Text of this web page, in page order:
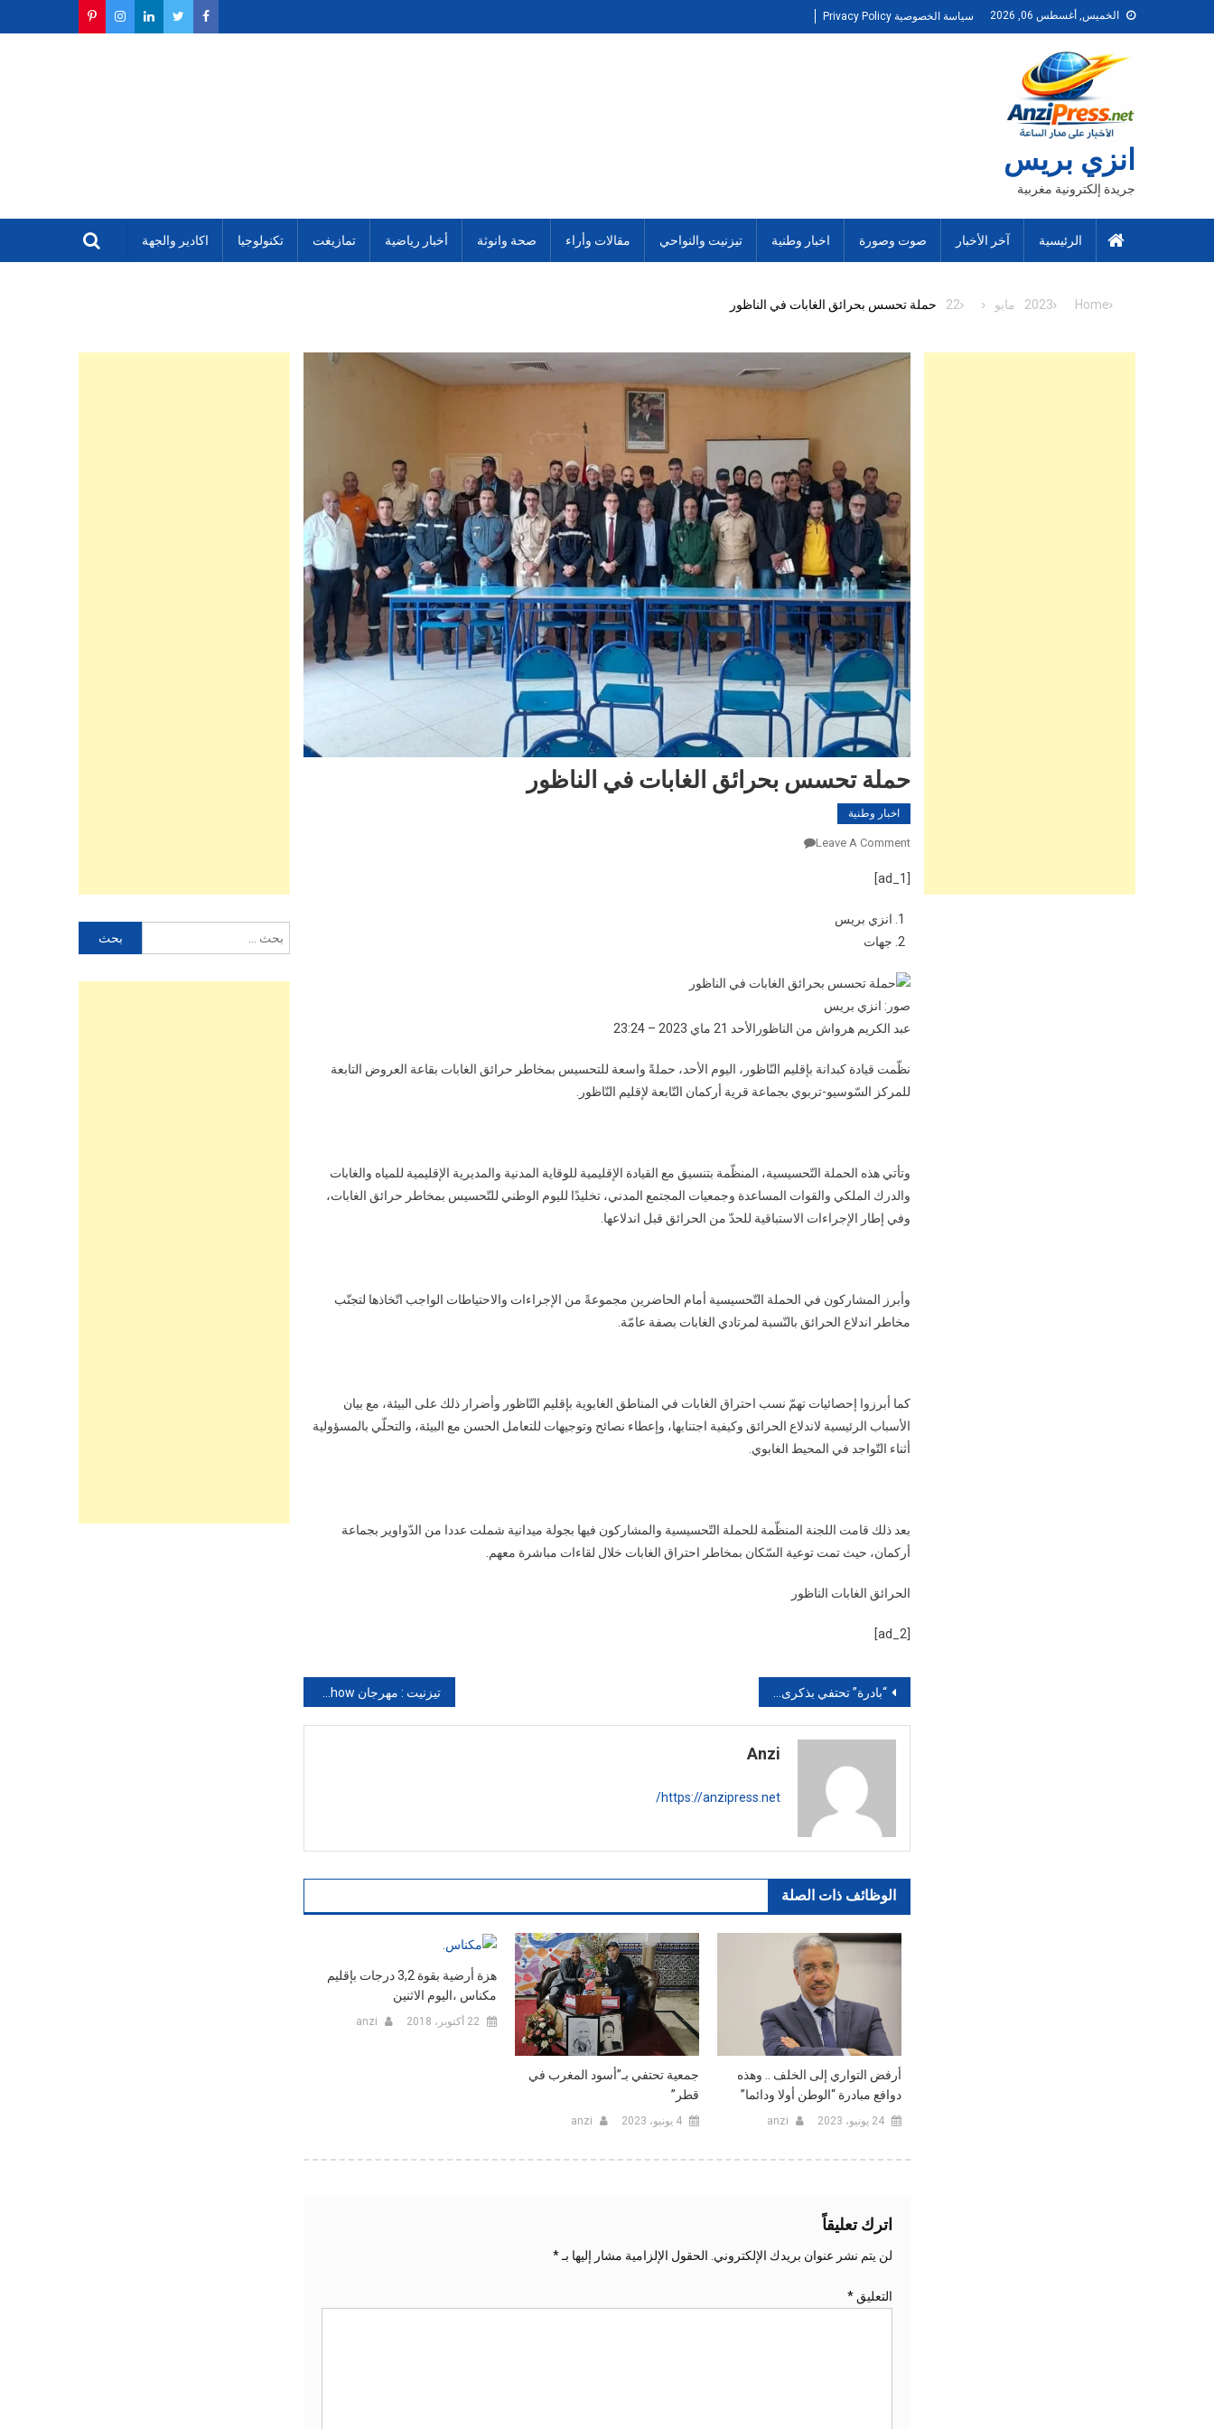
to
الخميس, أغسطس 06, 2026 سياسة الخصوصية Privacy Policy
انزي بريس
جريدة إلكترونية مغربية
الرئيسية آخر الأخبار صوت وصورة اخبار وطنية تيزنيت والنواحي مقالات وأراء صحة وانوثة أخبار رياضية تمازيغت تكنولوجيا اكادير والجهة
Home
2023 مايو 22 حملة تحسس بحرائق الغابات في الناظور
حملة تحسس بحرائق الغابات في الناظور
اخبار وطنية
Leave A Comment
انزي بريس
جهات
صور: انزي بريس
عبد الكريم هرواش من الناظور الأحد 21 ماي 2023 – 23:24
نظّمت قيادة كبدانة بإقليم النّاظور، اليوم الأحد، حملةً واسعة للتحسيس بمخاطر حرائق الغابات بقاعة العروض التابعة
للمركز السّوسيو-تربوي بجماعة قرية أركمان التّابعة لإقليم النّاظور.
وتأتي هذه الحملة التّحسيسية، المنظّمة بتنسيق مع القيادة الإقليمية للوقاية المدنية والمديرية الإقليمية للمياه والغابات
والدرك الملكي والقوات المساعدة وجمعيات المجتمع المدني، تخليدًا لليوم الوطني للتّحسيس بمخاطر حرائق الغابات،
وفي إطار الإجراءات الاستباقية للحدّ من الحرائق قبل اندلاعها.
وأبرز المشاركون في الحملة التّحسيسية أمام الحاضرين مجموعةً من الإجراءات والاحتياطات الواجب اتّخاذها لتجنّب
مخاطر اندلاع الحرائق بالنّسبة لمرتادي الغابات بصفة عامّة.
كما أبرزوا إحصائيات تهمّ نسب احتراق الغابات في المناطق الغابوية بإقليم النّاظور وأضرار ذلك على البيئة، مع بيان
الأسباب الرئيسية لاندلاع الحرائق وكيفية اجتنابها، وإعطاء نصائح وتوجيهات للتعامل الحسن مع البيئة، والتحلّي بالمسؤولية
أثناء التّواجد في المحيط الغابوي.
بعد ذلك قامت اللجنة المنظّمة للحملة التّحسيسية والمشاركون فيها بجولة ميدانية شملت عددا من الدّواوير بجماعة
أركمان، حيث تمت توعية السّكان بمخاطر احتراق الغابات خلال لقاءات مباشرة معهم.
الحرائق الغابات الناظور
[ad_2]
تصفّح
المقالات
“بادرة” تحتفي بذكرى ميلاد ولي العهد‎‎
Anzi
https://anzipress.net/
الوظائف ذات الصلة
أرفض التواري إلى الخلف .. وهذه
دوافع مبادرة “الوطن أولا ودائما”
24 يونيو، 2023 anzi
جمعية تحتفي بـ”أسود المغرب في
قطر”
4 يونيو، 2023 anzi
هزة أرضية بقوة 3,2 درجات بإقليم
مكناس ،اليوم الاثنين
22 أكتوبر، 2018 anzi
اترك تعليقاً
لن يتم نشر عنوان بريدك الإلكتروني. الحقول الإلزامية مشار إليها بـ*
التعليق*
عن: